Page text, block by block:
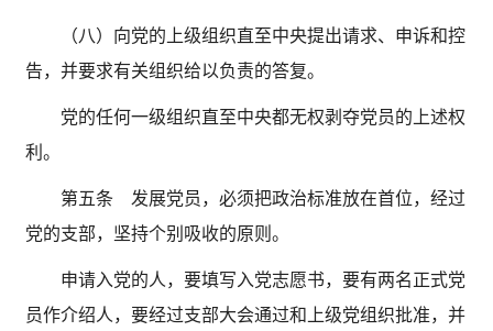
（八）向党的上级组织直至中央提出请求、申诉和控
告，并要求有关组织给以负责的答复。
党的任何一级组织直至中央都无权剥夺党员的上述权
利。
第五条 发展党员，必须把政治标准放在首位，经过
党的支部，坚持个别吸收的原则。
申请入党的人，要填写入党志愿书，要有两名正式党
员作介绍人，要经过支部大会通过和上级党组织批准，并